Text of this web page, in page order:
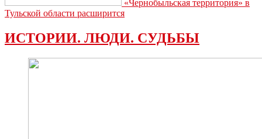
«Чернобыльская территория» в
Тульской области расширится
ИСТОРИИ. ЛЮДИ. СУДЬБЫ